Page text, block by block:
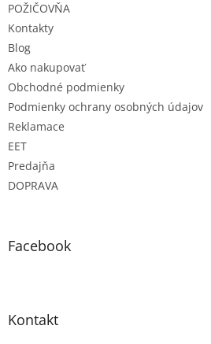
POŽIČOVŇA
Kontakty
Blog
Ako nakupovať
Obchodné podmienky
Podmienky ochrany osobných údajov
Reklamace
EET
Predajňa
DOPRAVA
Facebook
Kontakt